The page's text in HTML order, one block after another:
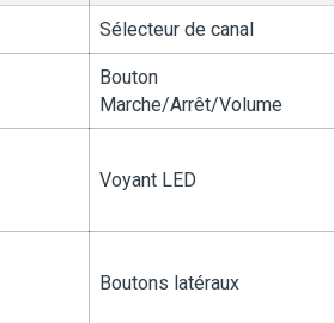
Sélecteur de canal
Bouton
Marche/Arrêt/Volume
Voyant LED
Boutons latéraux